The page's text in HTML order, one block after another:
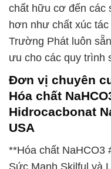
chất hữu cơ đến các
hơn như chất xúc
Trường Phát luôn
ưu cho các quy trình
Đơn vị chuyên
Hóa chất
Hidrocacbonat
USA
**Hóa chất NaHCO3
Sức Mạnh Skilful và